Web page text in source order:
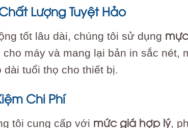
Lượng Tuyệt Hảo
tốt lâu dài, chúng tôi sử dụng
máy và mang lại bản in sắc
tuổi thọ cho thiết bị.
Chi Phí
tôi cung cấp với mức giá hợp lý,